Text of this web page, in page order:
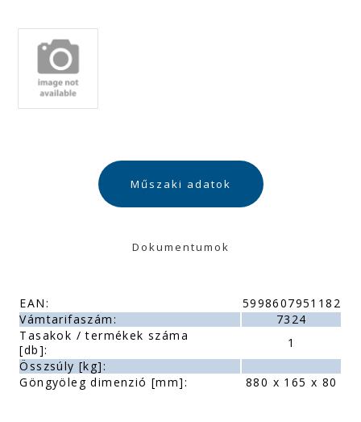
Műszaki adatok
Dokumentumok
EAN:
5998607951182
Vámtarifaszám:
7324
Tasakok / termékek száma
[db]:
1
Összsúly [kg]:
Göngyöleg dimenzió [mm]:
880 x 165 x 80